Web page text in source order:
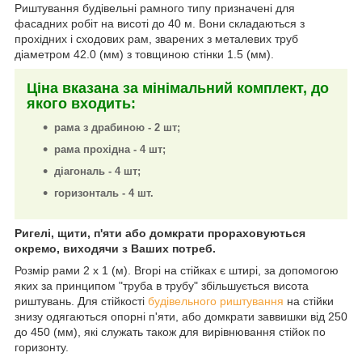
Риштування будівельні рамного типу призначені для
фасадних робіт на висоті до 40 м. Вони складаються з
прохідних і сходових рам, зварених з металевих труб
діаметром 42.0 (мм) з товщиною стінки 1.5 (мм).
Ціна вказана за мінімальний комплект, до
якого входить:
рама з драбиною - 2 шт;
рама прохідна - 4 шт;
діагональ - 4 шт;
горизонталь - 4 шт.
Ригелі, щити, п'яти або домкрати прораховуються
окремо, виходячи з Ваших потреб.
Розмір рами 2 х 1 (м). Вгорі на стійках є штирі, за допомогою
яких за принципом "труба в трубу" збільшується висота
риштувань. Для стійкості будівельного риштування на стійки
знизу одягаються опорні п'яти, або домкрати заввишки від 250
до 450 (мм), які служать також для вирівнювання стійок по
горизонту.